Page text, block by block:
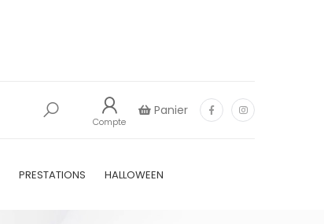
Compte
Panier
PRESTATIONS HALLOWEEN